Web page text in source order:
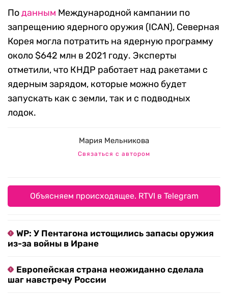
Поданным Международной кампании по
запрещению ядерного оружия (ICAN), Северная
Корея могла потратить на ядерную программу
около $642 млн в 2021 году. Эксперты
отметили, что КНДР работает над ракетами с
ядерным зарядом, которые можно будет
запускать как с земли, так и с подводных
лодок.
Мария Мельникова
Связаться с автором
Объясняем происходящее. RTVI в Telegram
WP: У Пентагона истощились запасы оружия
из-за войны в Иране
Европейская страна неожиданно сделала
шаг навстречу России